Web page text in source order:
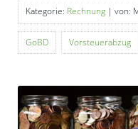
Kategorie: Rechnung | von:
GoBD Vorsteuerabzug